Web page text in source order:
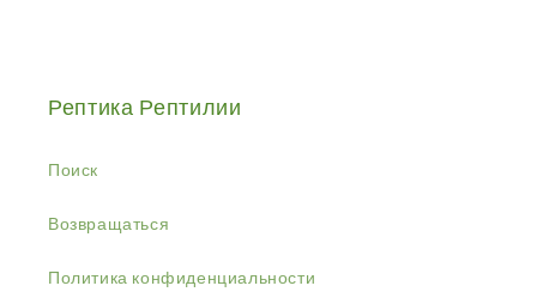
Рептика Рептилии
Поиск
Возвращаться
Политика конфиденциальности